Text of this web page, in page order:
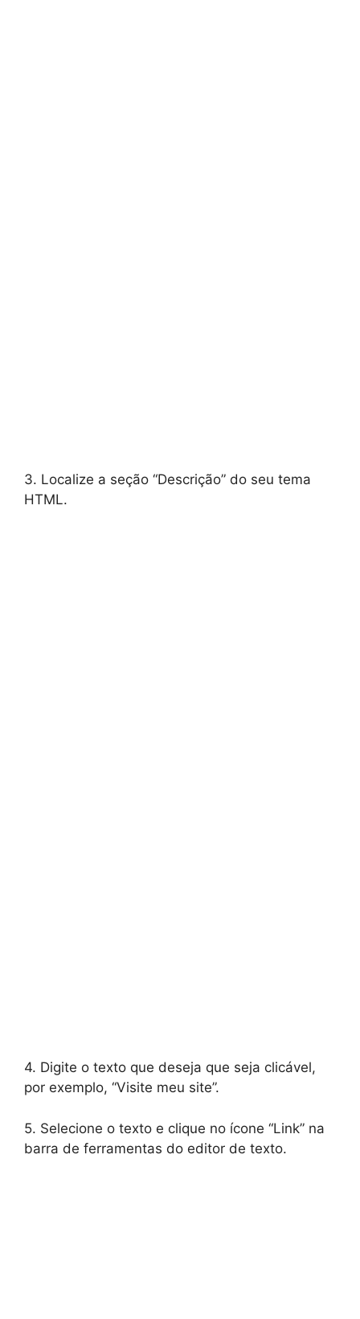
3. Localize a seção “Descrição” do seu tema
HTML.
4. Digite o texto que deseja que seja clicável,
por exemplo, “Visite meu site”.
5. Selecione o texto e clique no ícone “Link” na
barra de ferramentas do editor de texto.